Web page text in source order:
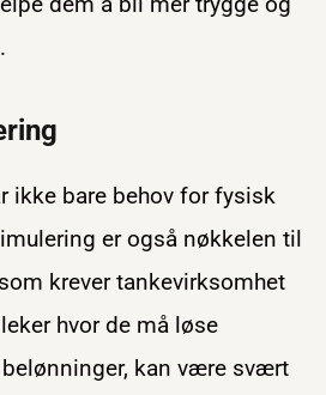
ikke bare behov for fysisk
er også nøkkelen til
krever tankevirksomhet
hvor de må løse
kan være svært